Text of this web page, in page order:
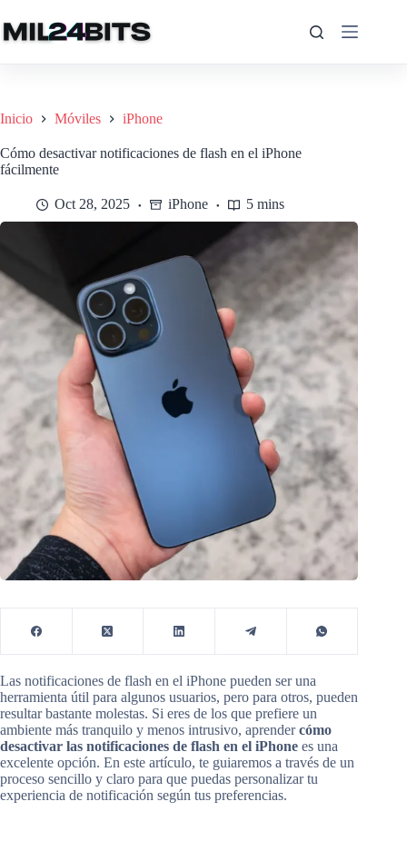
al
contenido
Inicio Móviles iPhone
Cómo desactivar notificaciones de flash en el iPhone
fácilmente
Oct 28, 2025 iPhone 5 mins
Las notificaciones de flash en el iPhone pueden ser una
herramienta útil para algunos usuarios, pero para otros, pueden
resultar bastante molestas. Si eres de los que prefiere un
ambiente más tranquilo y menos intrusivo, aprendercómo
desactivar las notificaciones de flash en el iPhone es una
excelente opción. En este artículo, te guiaremos a través de un
proceso sencillo y claro para que puedas personalizar tu
experiencia de notificación según tus preferencias.